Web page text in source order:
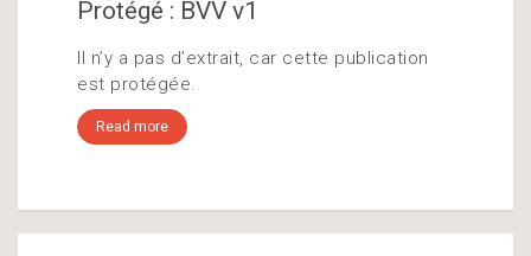
Protégé : BVV v1
Il n’y a pas d’extrait, car cette publication
est protégée.
Read more